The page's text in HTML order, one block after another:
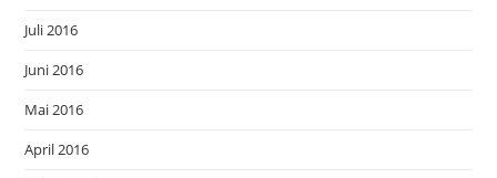
Juli 2016
Juni 2016
Mai 2016
April 2016